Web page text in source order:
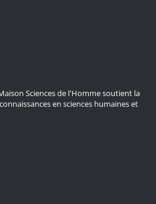
Sciences de l'Homme soutient la
en sciences humaines et